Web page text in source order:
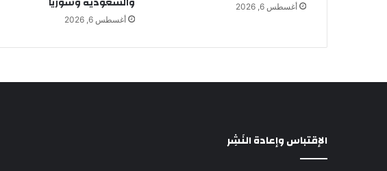
أغسطس 6, 2026
أغسطس 6, 2026
الإقتباس وإعادة النَشِر